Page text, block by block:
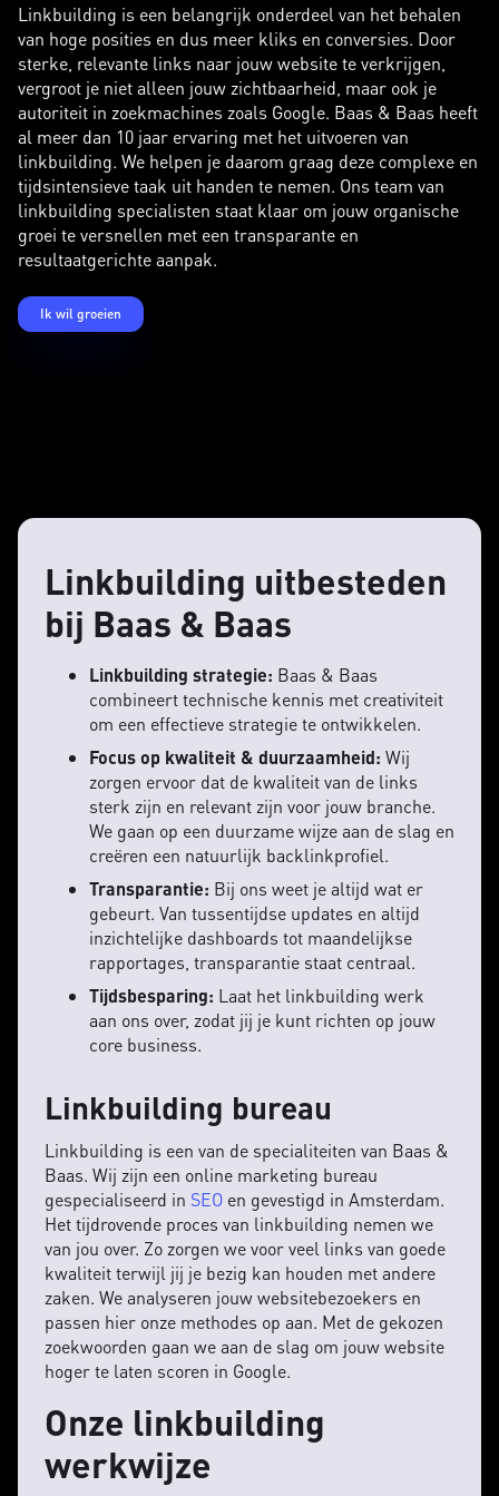
Linkbuilding is een belangrijk onderdeel van het behalen
van hoge posities en dus meer kliks en conversies. Door
sterke, relevante links naar jouw website te verkrijgen,
vergroot je niet alleen jouw zichtbaarheid, maar ook je
autoriteit in zoekmachines zoals Google. Baas & Baas heeft
al meer dan 10 jaar ervaring met het uitvoeren van
linkbuilding. We helpen je daarom graag deze complexe en
tijdsintensieve taak uit handen te nemen. Ons team van
linkbuilding specialisten staat klaar om jouw organische
groei te versnellen met een transparante en
resultaatgerichte aanpak.
Ik wil groeien
Linkbuilding uitbesteden
bij Baas & Baas
Linkbuilding strategie: Baas & Baas
combineert technische kennis met creativiteit
om een effectieve strategie te ontwikkelen.
Focus op kwaliteit & duurzaamheid: Wij
zorgen ervoor dat de kwaliteit van de links
sterk zijn en relevant zijn voor jouw branche.
We gaan op een duurzame wijze aan de slag en
creëren een natuurlijk backlinkprofiel.
Transparantie: Bij ons weet je altijd wat er
gebeurt. Van tussentijdse updates en altijd
inzichtelijke dashboards tot maandelijkse
rapportages, transparantie staat centraal.
Tijdsbesparing: Laat het linkbuilding werk
aan ons over, zodat jij je kunt richten op jouw
core business.
Linkbuilding bureau
Linkbuilding is een van de specialiteiten van Baas &
Baas. Wij zijn een online marketing bureau
gespecialiseerd in SEO en gevestigd in Amsterdam.
Het tijdrovende proces van linkbuilding nemen we
van jou over. Zo zorgen we voor veel links van goede
kwaliteit terwijl jij je bezig kan houden met andere
zaken. We analyseren jouw websitebezoekers en
passen hier onze methodes op aan. Met de gekozen
zoekwoorden gaan we aan de slag om jouw website
hoger te laten scoren in Google.
Onze linkbuilding
werkwijze